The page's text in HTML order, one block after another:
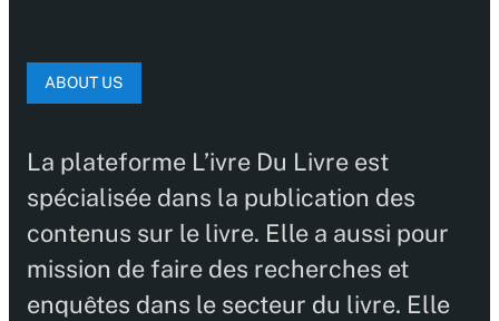
ABOUT US
La plateforme L’ivre Du Livre est
spécialisée dans la publication des
contenus sur le livre. Elle a aussi pour
mission de faire des recherches et
enquêtes dans le secteur du livre. Elle